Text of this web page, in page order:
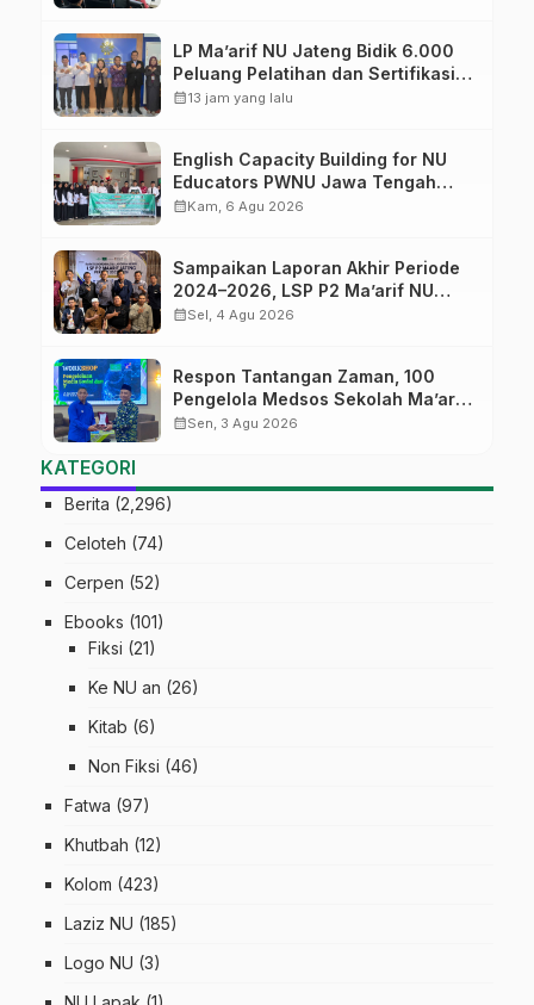
LP Ma’arif NU Jateng Bidik 6.000
Peluang Pelatihan dan Sertifikasi
bagi Lulusan SMK
calendar_month13 jam yang lalu
English Capacity Building for NU
Educators PWNU Jawa Tengah
Batch#4; Membuka Jalan Menuju
calendar_monthKam, 6 Agu 2026
Sampaikan Laporan Akhir Periode
2024–2026, LSP P2 Ma’arif NU
Jateng Mantapkan Sinergi Link and
calendar_monthSel, 4 Agu 2026
Respon Tantangan Zaman, 100
Pengelola Medsos Sekolah Ma’arif
Pekalongan Ikuti Pelatihan Literasi
calendar_monthSen, 3 Agu 2026
KATEGORI
Berita (2,296)
Celoteh (74)
Cerpen (52)
Ebooks (101)
Fiksi (21)
Ke NU an (26)
Kitab (6)
Non Fiksi (46)
Fatwa (97)
Khutbah (12)
Kolom (423)
Laziz NU (185)
Logo NU (3)